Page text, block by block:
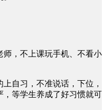
，不上课玩手机、不看小
自习，不准说话，下位，
等学生养成了好习惯就可